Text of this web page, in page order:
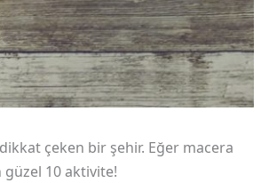
çeken bir şehir. Eğer macera
güzel 10 aktivite!